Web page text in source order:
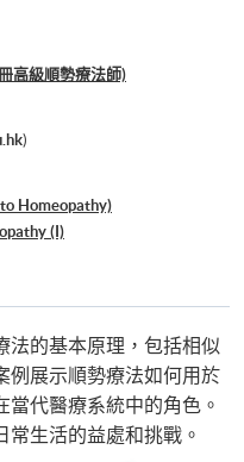
高級順勢療法師)
)
Homeopathy)
(I)
法的基本原理，包括相似
例展示順勢療法如何用於
代醫療系統中的角色。
生活的益處和挑戰。